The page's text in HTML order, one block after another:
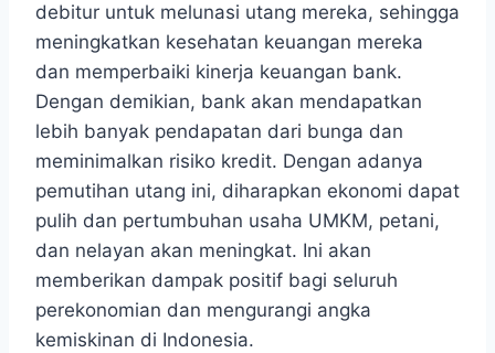
debitur untuk melunasi utang mereka, sehingga
meningkatkan kesehatan keuangan mereka
dan memperbaiki kinerja keuangan bank.
Dengan demikian, bank akan mendapatkan
lebih banyak pendapatan dari bunga dan
meminimalkan risiko kredit. Dengan adanya
pemutihan utang ini, diharapkan ekonomi dapat
pulih dan pertumbuhan usaha UMKM, petani,
dan nelayan akan meningkat. Ini akan
memberikan dampak positif bagi seluruh
perekonomian dan mengurangi angka
kemiskinan di Indonesia.